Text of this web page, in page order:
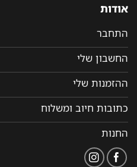
אודות
התחבר
החשבון שלי
ההזמנות שלי
כתובות חיוב ומשלוח
החנות